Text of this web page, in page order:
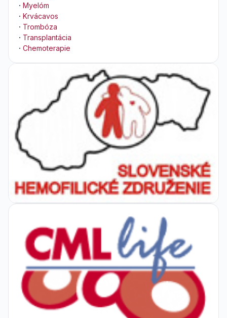
· Myelóm
· Krvácavos
· Trombóza
· Transplantácia
· Chemoterapie